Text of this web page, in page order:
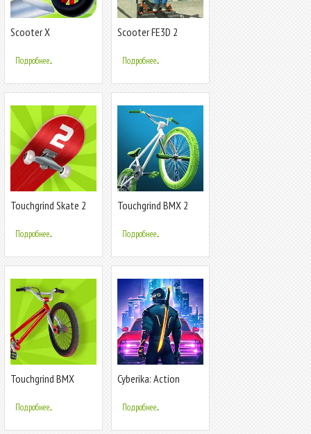
Scooter X
Подробнее...
Scooter FE3D 2
Подробнее...
Touchgrind Skate 2
Подробнее...
Touchgrind BMX 2
Подробнее...
Touchgrind BMX
Подробнее...
Cyberika: Action
Подробнее...